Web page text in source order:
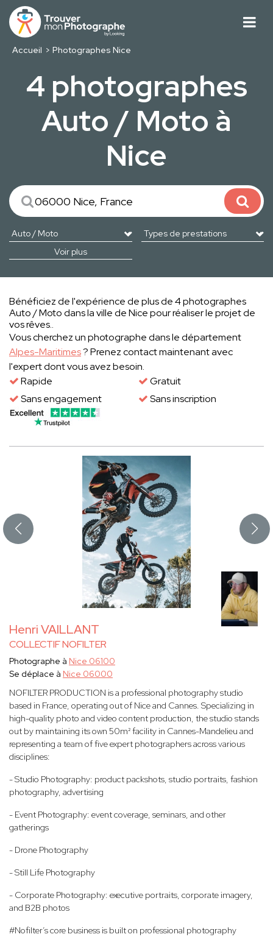
Accueil Photographes Nice
4 photographes
Auto / Moto à
Nice
Voir plus
Bénéficiez de l'expérience de plus de 4 photographes
Auto / Moto dans la ville de Nice pour réaliser le projet de
vos rêves..
Vous cherchez un photographe dans le département
Alpes-Maritimes? Prenez contact maintenant avec
l'expert dont vous avez besoin.
Rapide
Gratuit
Sans engagement
Sans inscription
Henri VAILLANT
COLLECTIF NOFILTER
Photographe à Nice 06100
Se déplace à Nice 06000
NOFILTER PRODUCTION is a professional photography studio
based in France, operating out of Nice and Cannes. Specializing in
high-quality photo and video content production, the studio stands
out by maintaining its own 50m² facility in Cannes-Mandelieu and
representing a team of five expert photographers across various
disciplines:
- Studio Photography: product packshots, studio portraits, fashion
photography, advertising
- Event Photography: event coverage, seminars, and other
gatherings
- Drone Photography
- Still Life Photography
- Corporate Photography: executive portraits, corporate imagery,
and B2B photos
#Nofilter’s core business is built on professional photography